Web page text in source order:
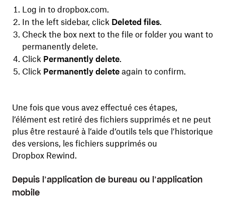
Log in to dropbox.com.
In the left sidebar, click Deleted files.
Check the box next to the file or folder you want to
permanently delete.
Click Permanently delete.
Click Permanently deleteagain to confirm.
Une fois que vous avez effectué ces étapes,
l’élément est retiré des fichiers supprimés et ne peut
plus être restauré à l’aide d’outils tels que l’historique
des versions, les fichiers supprimés ou
Dropbox Rewind.
Depuis l’application de bureau ou l’application
mobile